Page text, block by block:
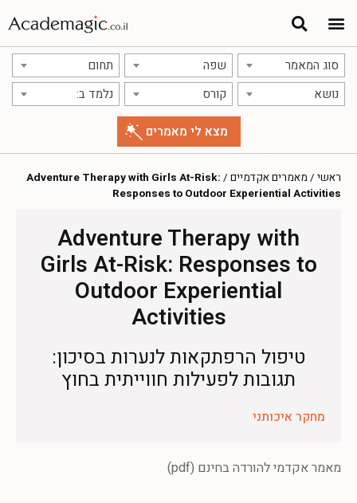
סוג המאמר שפה
תחום
נושא
קורס נלמד ב:
ראשי / מאמרים אקדמיים /
Adventure Therapy with Girls At-Risk:
Responses to Outdoor Experiential Activities
Adventure Therapy with
Girls At-Risk: Responses to
Outdoor Experiential
Activities
טיפול הרפתקאות לנערות בסיכון:
תגובות לפעילות חווייתית בחוץ
מחקר איכותני
מאמר אקדמי להורדה בחינם (pdf)